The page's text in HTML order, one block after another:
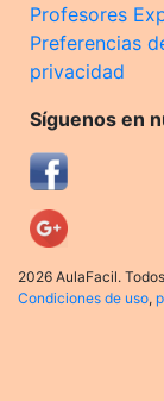
Profesores
Preferencias
privacidad
Síguenos en
2026 AulaFacil.
Condiciones de uso,